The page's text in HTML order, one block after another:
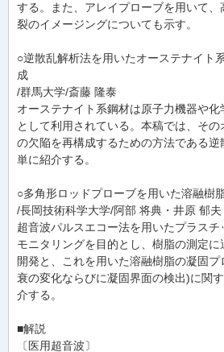
する。また、アレイプローブを用いて、
裂のイメージングについても示す。
○逆散乱解析法を用いたオーステナイト
成
/群馬大学/斎藤 隆泰
オーステナイト系鋼材は原子力機器や
として利用されている。本稿では、そ
の欠陥を再構成するための方法である
単に紹介する。
○多角形ロッドプローブを用いた溶融樹
/長岡技術科学大学/阿部 将典・井原 郁
超音波パルスエコー法を用いたプラス
モニタリングを目的とし、樹脂の測定
開発と、これを用いた溶融樹脂の凝固
衰の変化ならびに凝固界面の検出)に関
介する。
■解説
〔医用超音波〕